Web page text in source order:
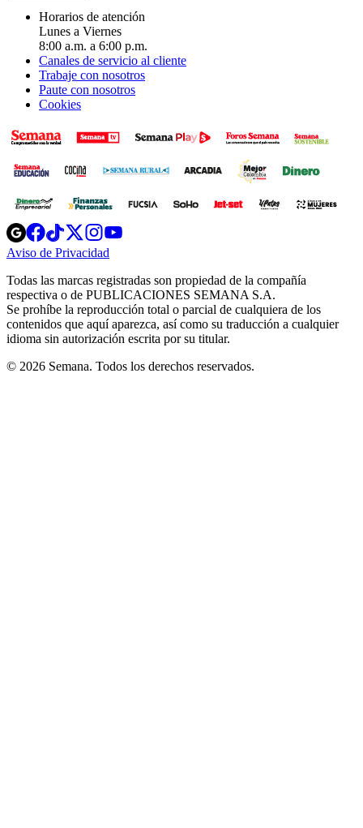
Horarios de atención
Lunes a Viernes
8:00 a.m. a 6:00 p.m.
Canales de servicio al cliente
Trabaje con nosotros
Paute con nosotros
Cookies
Opens
in
new
Opens
in
new
Opens
in
new
window
Opens
new
windowwindow
Aviso de Privacidad
new
window
Todas las marcas registradas son propiedad de la compañía
respectiva o de PUBLICACIONES SEMANA S.A.
Se prohíbe la reproducción total o parcial de cualquiera de los
contenidos que aquí aparezca, así como su traducción a cualquier
idioma sin autorización escrita por su titular.
© 2026 Semana. Todos los derechos reservados.